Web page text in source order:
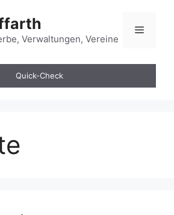
Verwaltungen, Vereine
Menü
Quick-Check